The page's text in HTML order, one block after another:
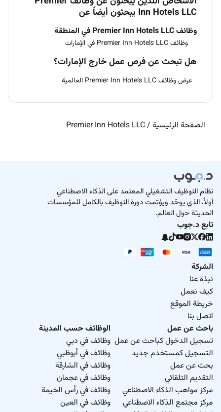
Inn Hotels LLC يبحثون أيضاً عن
وظائف Premier Inn Hotels LLC في المنطقة
وظائف Premier Inn Hotels LLC في الإمارات
هل تبحث عن فرص عمل خارج الإمارات؟
عرض وظائف Premier Inn Hotels LLC العالمية
الصفحة الرئيسية /
Premier Inn Hotels LLC
نظام التوظيف التشغيلي المعتمد على الذكاء الاصطناعي
أولاً، الذي يوحّد ويؤتمت دورة التوظيف بالكامل للمؤسسات
الحديثة حول العالم.
تابع د.جوب
الشركة
نبذة عنا
كيف نعمل
خريطة الموقع
اتصل بنا
باحث عن عمل
تسجيل الدخول كباحث عن عمل
التسجيل كمستخدم جديد
بحث عن عمل
التقديم التلقائي
مركز مواهب الذكاء الاصطناعي
مركز مجتمع الذكاء الاصطناعي
الوظائف حسب المدينة
وظائف في دبي
وظائف في أبوظبي
وظائف في الشارقة
وظائف في عجمان
وظائف في رأس الخيمة
وظائف في العين